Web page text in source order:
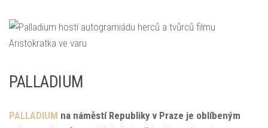
PALLADIUM
PALLADIUM na náměstí Republiky v Praze je oblíbeným